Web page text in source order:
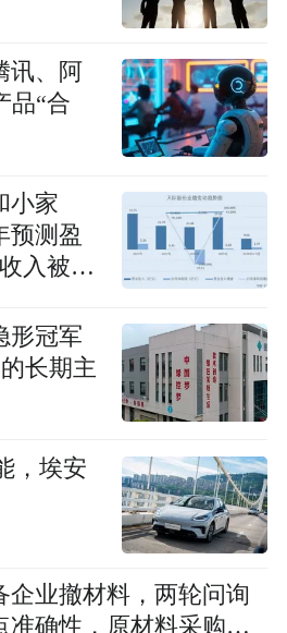
讯、阿
品“合
小家
预测盈
入被ST
形冠军
长期主
，埃安
企业撤材料，两轮问询
准确性，原材料采购公